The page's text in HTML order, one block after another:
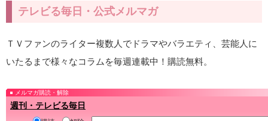
テレビる毎日・公式メルマガ
ＴＶファンのライター複数人でドラマやバラエティ、芸能人に
いたるまで様々なコラムを毎週連載中！購読無料。
メルマガ購読・解除
週刊・テレビる毎日